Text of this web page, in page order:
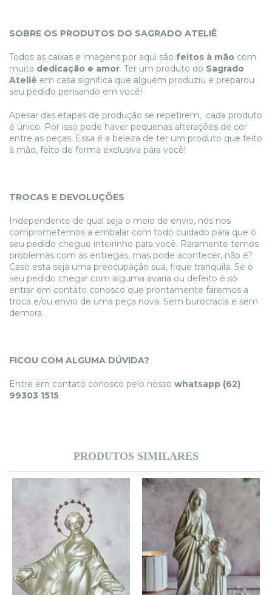
SOBRE OS PRODUTOS DO SAGRADO ATELIÊ
Todos as caixas e imagens por aqui são feitos à mão com
muita dedicação e amor. Ter um produto do Sagrado
Ateliê em casa significa que alguém produziu e preparou
seu pedido pensando em você!
Apesar das etapas de produção se repetirem, cada produto
é único. Por isso pode haver pequenas alterações de cor
entre as peças. Essa é a beleza de ter um produto que feito
à mão, feito de forma exclusiva para você!
TROCAS E DEVOLUÇÕES
Independente de qual seja o meio de envio, nós nos
comprometemos a embalar com todo cuidado para que o
seu pedido chegue inteirinho para você. Raramente temos
problemas com as entregas, mas pode acontecer, não é?
Caso esta seja uma preocupação sua, fique tranquila. Se o
seu pedido chegar com alguma avaria ou defeito é só
entrar em contato conosco que prontamente faremos a
troca e/ou envio de uma peça nova. Sem burocracia e sem
demora.
FICOU COM ALGUMA DÚVIDA?
Entre em contato conosco pelo nosso whatsapp (62)
99303 1515
PRODUTOS SIMILARES